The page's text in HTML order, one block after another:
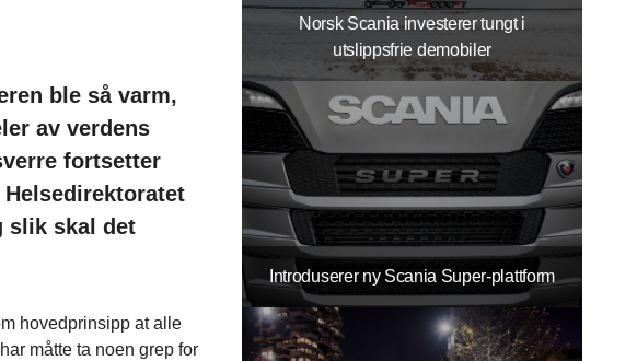
ble så varm,
av verdens
fortsetter
slik skal det
hovedprinsipp at alle
måtte ta noen grep for
Norsk Scania investerer tungt i
utslippsfrie demobiler
Introduserer ny Scania Super-plattform